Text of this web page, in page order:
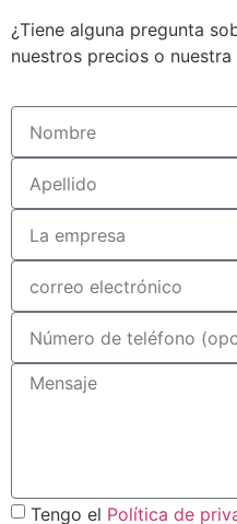
¿Tiene alguna pregunta
nuestros precios o
Tengo el Política de